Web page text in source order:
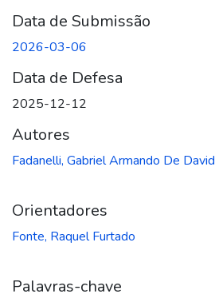
Data de Submissão
2026-03-06
Data de Defesa
2025-12-12
Autores
Fadanelli, Gabriel Armando De David
Orientadores
Fonte, Raquel Furtado
Palavras-chave